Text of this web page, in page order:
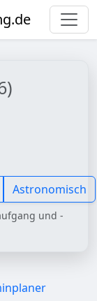
Astronomisch
und -